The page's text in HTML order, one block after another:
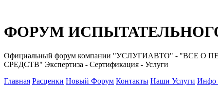
ФОРУМ
Официальный форум компании "УСЛУГИАВТО" -
СРЕДСТВ" Экспертиза - Сертификация - Услуги
Главная Расценки Новый Форум Контакты Наши Услуги Инфо